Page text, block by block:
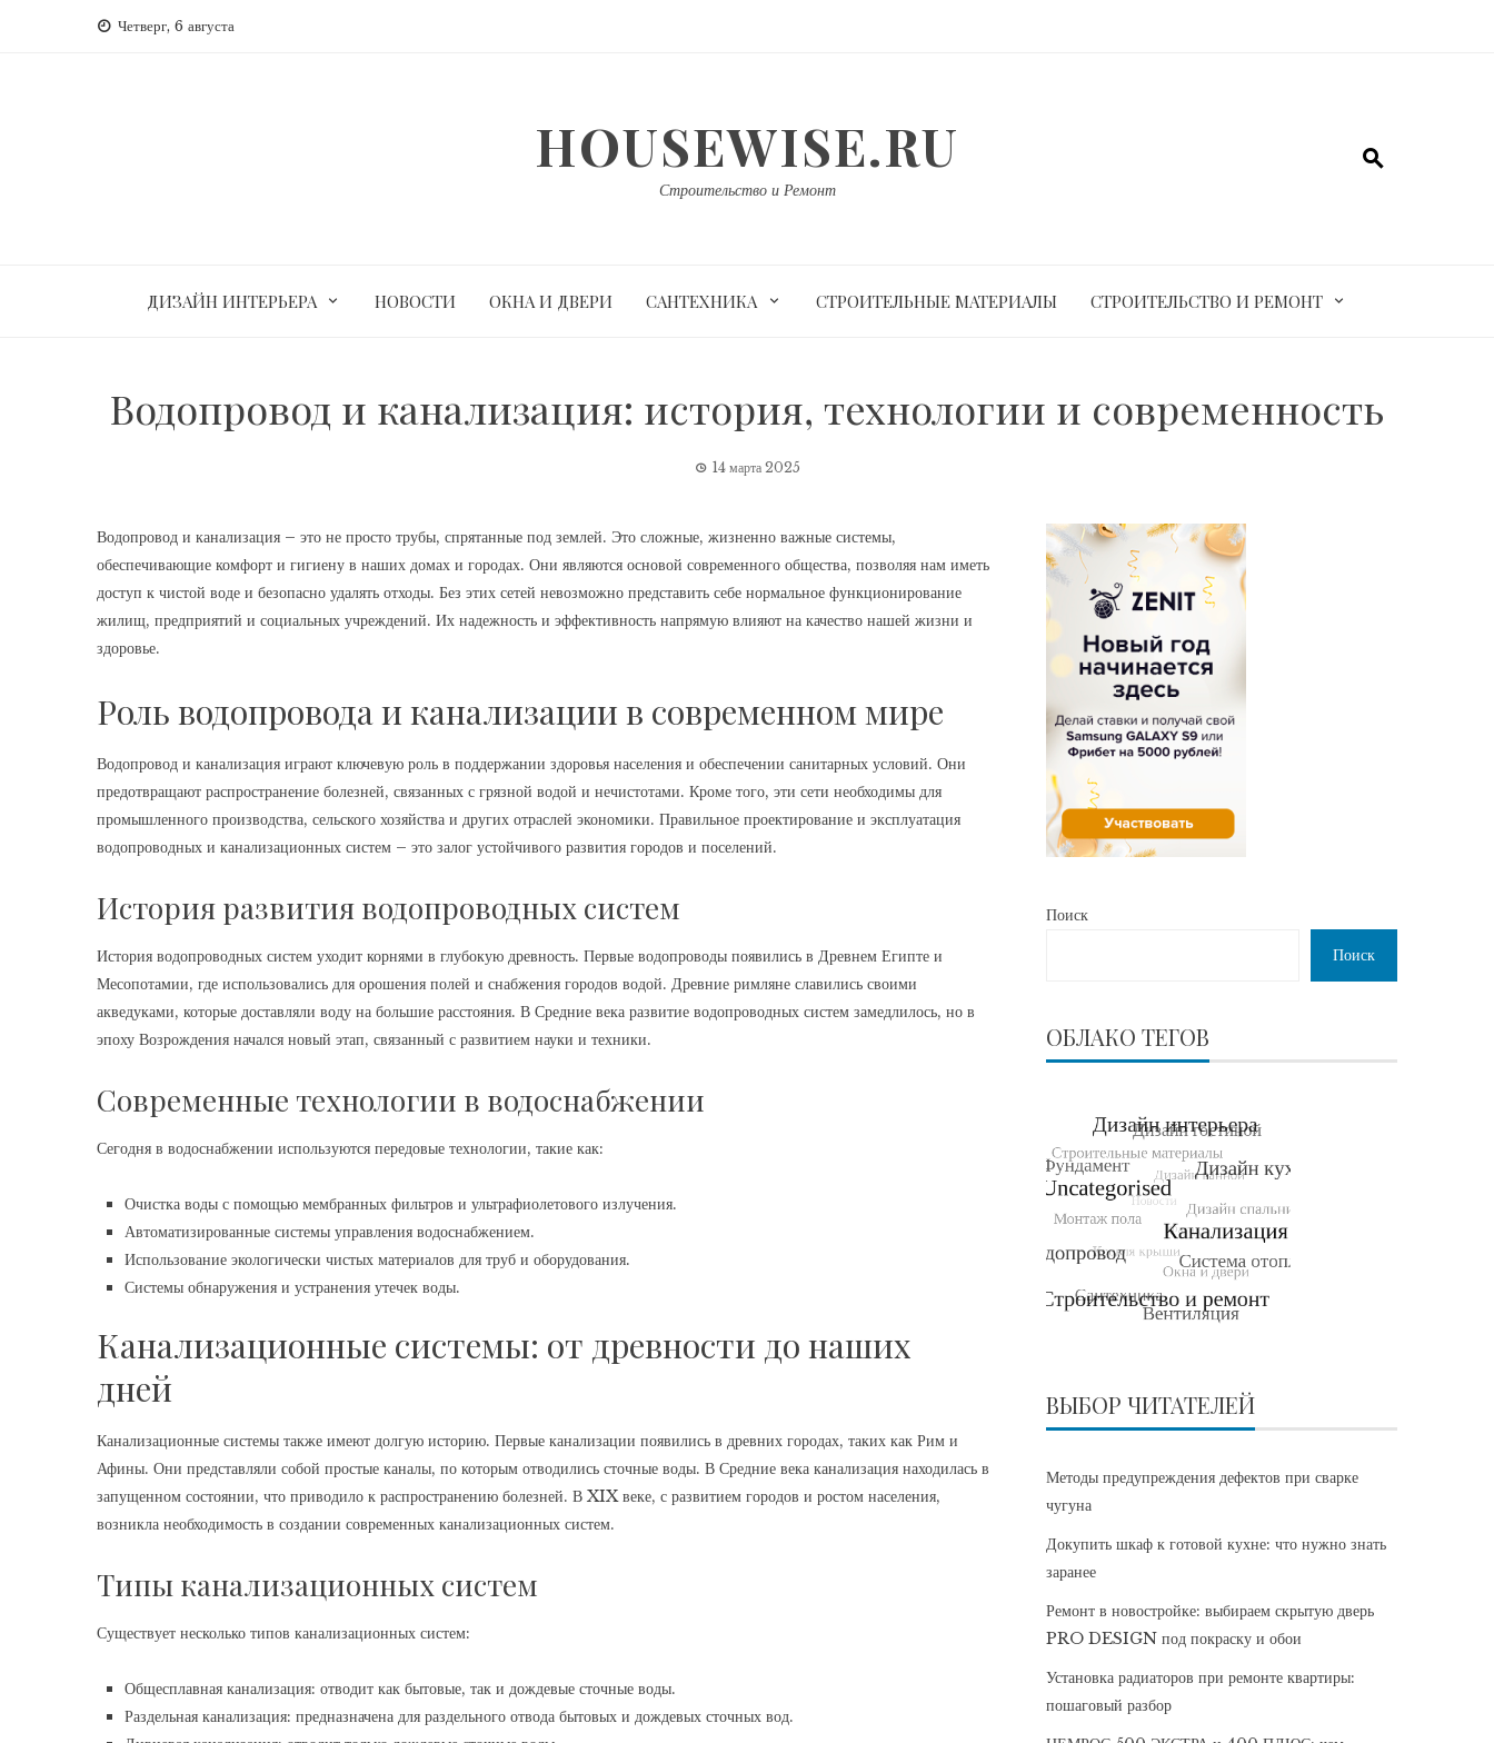
Четверг, 6 августа
HOUSEWISE.RU
Строительство и Ремонт
ДИЗАЙН ИНТЕРЬЕРА НОВОСТИ ОКНА И ДВЕРИ САНТЕХНИКА СТРОИТЕЛЬНЫЕ МАТЕРИАЛЫ СТРОИТЕЛЬСТВО И РЕМОНТ
Водопровод и канализация: история, технологии и современность
14 марта 2025
Водопровод и канализация – это не просто трубы, спрятанные под землей. Это сложные, жизненно важные системы,
обеспечивающие комфорт и гигиену в наших домах и городах. Они являются основой современного общества, позволяя нам иметь
доступ к чистой воде и безопасно удалять отходы. Без этих сетей невозможно представить себе нормальное функционирование
жилищ, предприятий и социальных учреждений. Их надежность и эффективность напрямую влияют на качество нашей жизни и
здоровье.
Роль водопровода и канализации в современном мире
Водопровод и канализация играют ключевую роль в поддержании здоровья населения и обеспечении санитарных условий. Они
предотвращают распространение болезней, связанных с грязной водой и нечистотами. Кроме того, эти сети необходимы для
промышленного производства, сельского хозяйства и других отраслей экономики. Правильное проектирование и эксплуатация
водопроводных и канализационных систем – это залог устойчивого развития городов и поселений.
История развития водопроводных систем
История водопроводных систем уходит корнями в глубокую древность. Первые водопроводы появились в Древнем Египте и
Месопотамии, где использовались для орошения полей и снабжения городов водой. Древние римляне славились своими
акведуками, которые доставляли воду на большие расстояния. В Средние века развитие водопроводных систем замедлилось, но в
эпоху Возрождения начался новый этап, связанный с развитием науки и техники.
Современные технологии в водоснабжении
Сегодня в водоснабжении используются передовые технологии, такие как:
Очистка воды с помощью мембранных фильтров и ультрафиолетового излучения.
Автоматизированные системы управления водоснабжением.
Использование экологически чистых материалов для труб и оборудования.
Системы обнаружения и устранения утечек воды.
Канализационные системы: от древности до наших
дней
Канализационные системы также имеют долгую историю. Первые канализации появились в древних городах, таких как Рим и
Афины. Они представляли собой простые каналы, по которым отводились сточные воды. В Средние века канализация находилась в
запущенном состоянии, что приводило к распространению болезней. В XIX веке, с развитием городов и ростом населения,
возникла необходимость в создании современных канализационных систем.
Типы канализационных систем
Существует несколько типов канализационных систем:
Общесплавная канализация: отводит как бытовые, так и дождевые сточные воды.
Раздельная канализация: предназначена для раздельного отвода бытовых и дождевых сточных вод.
Поиск
Поиск
ОБЛАКО ТЕГОВ
ВЫБОР ЧИТАТЕЛЕЙ
Методы предупреждения дефектов при сварке
чугуна
Докупить шкаф к готовой кухне: что нужно знать
заранее
Ремонт в новостройке: выбираем скрытую дверь
PRO DESIGN под покраску и обои
Установка радиаторов при ремонте квартиры:
пошаговый разбор